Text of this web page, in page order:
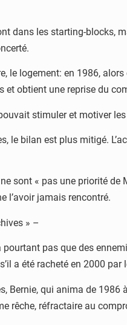
dans les starting-blocks,
le logement: en 1986,
et obtient une reprise du
stimuler et motiver
le bilan est plus mitigé.
sont « pas une priorité
l’avoir jamais rencontré.
» –
pourtant pas que des
a été racheté en 2000
Bernie, qui anima de
rêche, réfractaire au